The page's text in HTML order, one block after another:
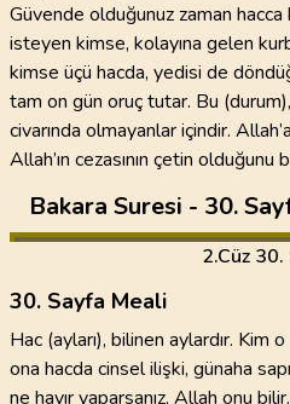
Güvende olduğunuz zaman
isteyen kimse, kolayına gelen
kimse üçü hacda, yedisi de
tam on gün oruç tutar. Bu
civarında olmayanlar içindir.
Allah’ın cezasının çetin olduğunu
Bakara Suresi - 30.
2.Cüz 30.
30. Sayfa Meali
Hac (ayları), bilinen aylardır. Kim
ona hacda cinsel ilişki, günaha
ne hayır yaparsanız, Allah onu